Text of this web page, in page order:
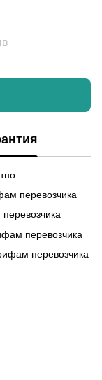
перевозчика
перевозчика
перевозчика